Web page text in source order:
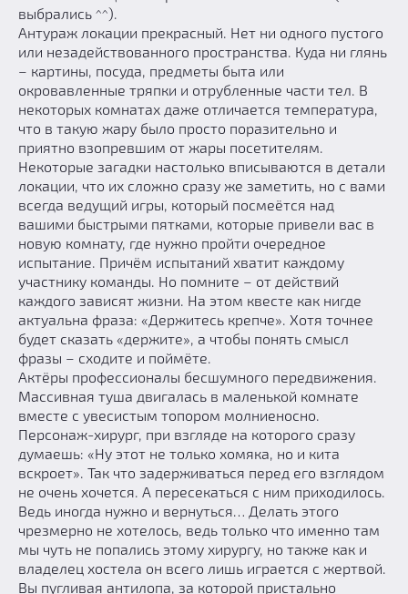
выбрались ^^).
Антураж локации прекрасный. Нет ни одного пустого
или незадействованного пространства. Куда ни глянь
– картины, посуда, предметы быта или
окровавленные тряпки и отрубленные части тел. В
некоторых комнатах даже отличается температура,
что в такую жару было просто поразительно и
приятно взопревшим от жары посетителям.
Некоторые загадки настолько вписываются в детали
локации, что их сложно сразу же заметить, но с вами
всегда ведущий игры, который посмеётся над
вашими быстрыми пятками, которые привели вас в
новую комнату, где нужно пройти очередное
испытание. Причём испытаний хватит каждому
участнику команды. Но помните – от действий
каждого зависят жизни. На этом квесте как нигде
актуальна фраза: «Держитесь крепче». Хотя точнее
будет сказать «держите», а чтобы понять смысл
фразы – сходите и поймёте.
Актёры профессионалы бесшумного передвижения.
Массивная туша двигалась в маленькой комнате
вместе с увесистым топором молниеносно.
Персонаж-хирург, при взгляде на которого сразу
думаешь: «Ну этот не только хомяка, но и кита
вскроет». Так что задерживаться перед его взглядом
не очень хочется. А пересекаться с ним приходилось.
Ведь иногда нужно и вернуться… Делать этого
чрезмерно не хотелось, ведь только что именно там
мы чуть не попались этому хирургу, но также как и
владелец хостела он всего лишь играется с жертвой.
Вы пугливая антилопа, за которой пристально